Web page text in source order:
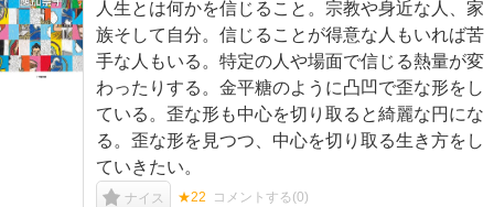
人生とは何かを信じること。宗教や身近な人、家
族そして自分。信じることが得意な人もいれば苦
手な人もいる。特定の人や場面で信じる熱量が変
わったりする。金平糖のように凸凹で歪な形をし
ている。歪な形も中心を切り取ると綺麗な円にな
る。歪な形を見つつ、中心を切り取る生き方をし
ていきたい。
ナイス ★22 コメントする(0)